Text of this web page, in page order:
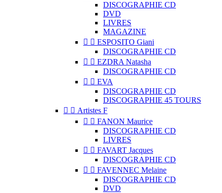
DISCOGRAPHIE CD
DVD
LIVRES
MAGAZINE
  ESPOSITO Giani
DISCOGRAPHIE CD
  EZDRA Natasha
DISCOGRAPHIE CD
  EVA
DISCOGRAPHIE CD
DISCOGRAPHIE 45 TOURS
  Artistes F
  FANON Maurice
DISCOGRAPHIE CD
LIVRES
  FAVART Jacques
DISCOGRAPHIE CD
  FAVENNEC Melaine
DISCOGRAPHIE CD
DVD